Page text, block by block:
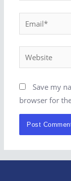
Save my
browser for